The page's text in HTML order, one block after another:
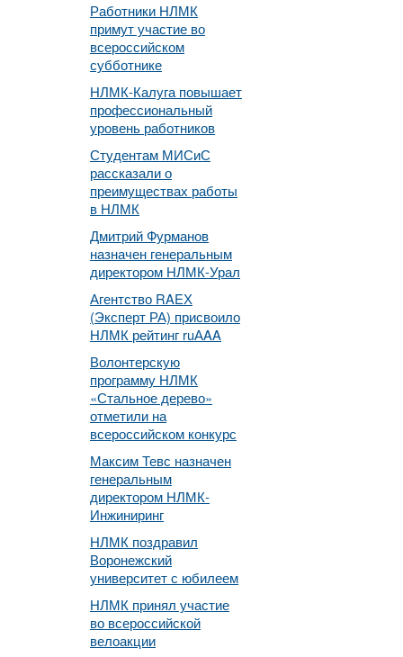
Работники НЛМК
примут участие во
всероссийском
субботнике
НЛМК-Калуга повышает
профессиональный
уровень работников
Студентам МИСиС
рассказали о
преимуществах работы
в НЛМК
Дмитрий Фурманов
назначен генеральным
директором НЛМК-Урал
Агентство RAEХ
(Эксперт РА) присвоило
НЛМК рейтинг ruАAA
Волонтерскую
программу НЛМК
«Стальное дерево»
отметили на
всероссийском конкурс
Максим Тевс назначен
генеральным
директором НЛМК-
Инжиниринг
НЛМК поздравил
Воронежский
университет с юбилеем
НЛМК принял участие
во всероссийской
велоакции